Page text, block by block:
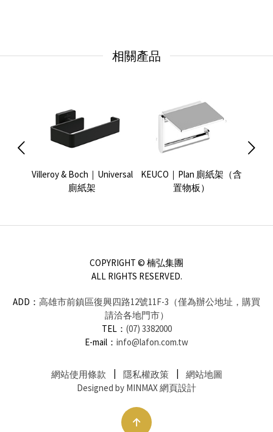
相關產品
Villeroy & Boch｜Universal
廁紙架
KEUCO｜Plan 廁紙架（含
置物板）
COPYRIGHT © 楠弘集團
ALL RIGHTS RESERVED.
ADD： 高雄市前鎮區復興四路12號11F-3（僅為辦公地址，購買
請洽各地門市）
TEL： (07) 3382000
E-mail： info@lafon.com.tw
網站使用條款 隱私權政策
網站地圖
Designed by MINMAX 網頁設計